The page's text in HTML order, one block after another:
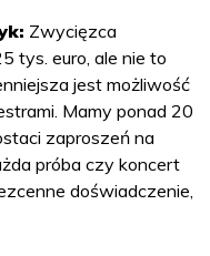
Zwycięzca
tys. euro, ale nie to
jest możliwość
Mamy ponad 20
zaproszeń na
próba czy koncert
doświadczenie,